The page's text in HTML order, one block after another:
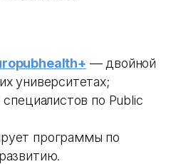
— двойной
университетах;
по Public
программы по